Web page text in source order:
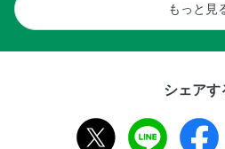
もっと見
シェアす